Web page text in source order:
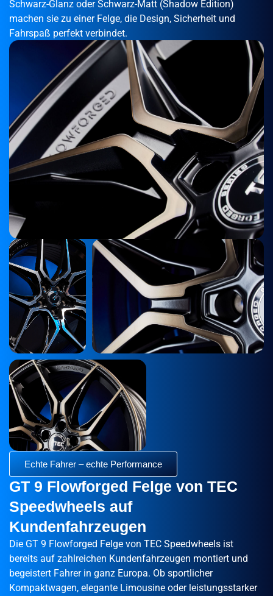
Schwarz-Glanz oder Schwarz-Matt (Shadow Edition)
machen sie zu einer Felge, die Design, Sicherheit und
Fahrspaß perfekt verbindet.
Echte Fahrer – echte Performance
GT 9 Flowforged Felge von TEC
Speedwheels auf
Kundenfahrzeugen
Die GT 9 Flowforged Felge von TEC Speedwheels ist
bereits auf zahlreichen Kundenfahrzeugen montiert und
begeistert Fahrer in ganz Europa. Ob sportlicher
Kompaktwagen, elegante Limousine oder leistungsstarker